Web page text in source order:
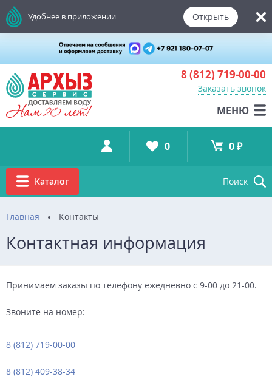
8 (812) 719-00-00
Заказать звонок
МЕНЮ
Удобнее в приложении Открыть
Каталог Поиск
0 0 ₽
Главная Контакты
Контактная информация
Принимаем заказы по телефону ежедневно с 9-00 до 21-00.
Звоните на номер:
8 (812) 719-00-00
8 (812) 409-38-34